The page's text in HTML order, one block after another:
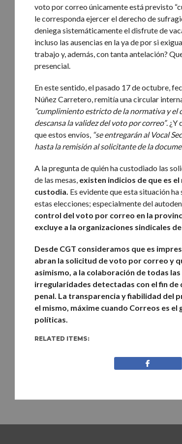
voto por correo únicamente está previsto
le corresponda ejercer el derecho de
deniega sistemáticamente el disfrute de
incluso las ausencias en la ya de por si
trabajo y, además, con tanta antelación?
presencial.
En este sentido, el pasado 17 de octubre,
Núñez Carretero, remitía una circular
“cumplimiento estricto de la normativa y el
descansa la validez del voto por correo”. ¿Y
que estos envíos, “se entregarán al Vocal
hasta la remisión al solicitante de la
A la pregunta de quién ha custodiado las
de las mesas, existen indicios de que es
custodia. Es evidente que esta situación
estas elecciones; especialmente del
control del voto por correo en la
excluye a la organizaciones sindicales
Desde CGT consideramos que es
abran la solicitud de voto por correo y
asimismo, a la colaboración de todas
irregularidades detectadas con el fin
penal. La transparencia y fiabilidad del
el mismo, máxime cuando Correos es
políticas.
RELATED ITEMS: